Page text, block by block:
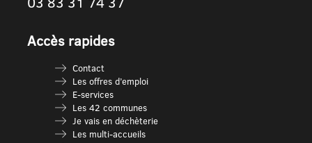
Accès rapides
Contact
Les offres d’emploi
E-services
Les 42 communes
Je vais en déchèterie
Les multi-accueils